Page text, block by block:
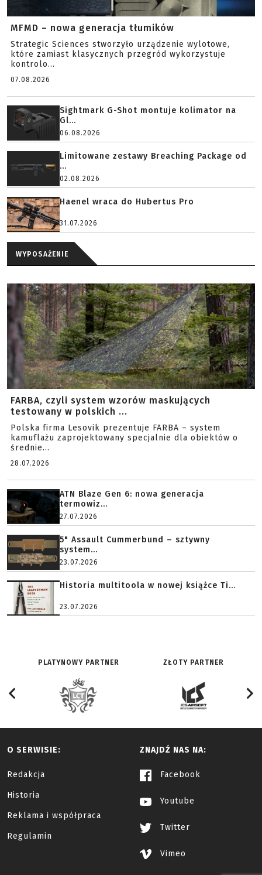
MFMD – nowa generacja tłumików
Strategic Sciences stworzyło urządzenie wylotowe,
które zamiast klasycznych przegród wykorzystuje
kontrolo...
07.08.2026
Sightmark G-Shot montuje kolimator na
Gl...
06.08.2026
Limitowane zestawy Breaching Package od
...
02.08.2026
Haenel wraca do Hubertus Pro
31.07.2026
WYPOSAŻENIE
FARBA, czyli system wzorów maskujących
testowany w polskich ...
Polska firma Lesovik prezentuje FARBA – system
kamuflażu zaprojektowany specjalnie dla obiektów o
średnie...
28.07.2026
ATN Blaze Gen 6: nowa generacja
termowiz...
27.07.2026
5" Assault Cummerbund – sztywny
system...
23.07.2026
Historia multitoola w nowej książce Ti...
23.07.2026
PLATYNOWY PARTNER ZŁOTY PARTNER
O SERWISIE:
Redakcja
Historia
Reklama i współpraca
Regulamin
ZNAJDŹ NAS NA:
Facebook
Youtube
Twitter
Vimeo